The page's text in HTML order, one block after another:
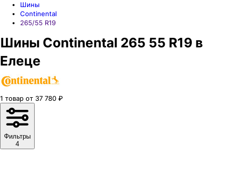
Шины
Continental
265/55 R19
Шины Continental 265 55 R19 в
Елеце
1 товар от 37 780 ₽
Фильтры
4